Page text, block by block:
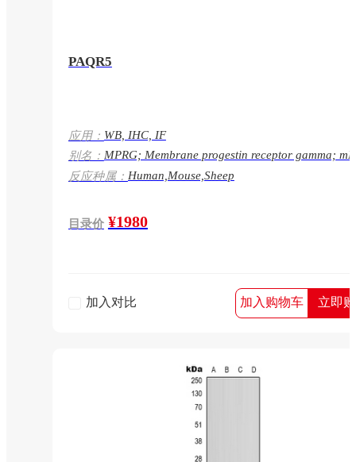
PAQR5
应用： WB, IHC, IF
别名： MPRG; Membrane progestin receptor gamma;
gamma; Progestin and adipoQ receptor family
5; Progestin and adipoQ receptor family member
反应种属： Human,Mouse,Sheep
目录价 ¥1980
加入对比 加入购物车 立即